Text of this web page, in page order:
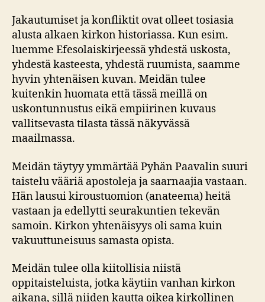
Jakautumiset ja konfliktit ovat olleet tosiasia
alusta alkaen kirkon historiassa. Kun esim.
luemme Efesolaiskirjeessä yhdestä uskosta,
yhdestä kasteesta, yhdestä ruumista, saamme
hyvin yhtenäisen kuvan. Meidän tulee
kuitenkin huomata että tässä meillä on
uskontunnustus eikä empiirinen kuvaus
vallitsevasta tilasta tässä näkyvässä
maailmassa.
Meidän täytyy ymmärtää Pyhän Paavalin suuri
taistelu vääriä apostoleja ja saarnaajia vastaan.
Hän lausui kiroustuomion (anateema) heitä
vastaan ja edellytti seurakuntien tekevän
samoin. Kirkon yhtenäisyys oli sama kuin
vakuuttuneisuus samasta opista.
Meidän tulee olla kiitollisia niistä
oppitaisteluista, jotka käytiin vanhan kirkon
aikana, sillä niiden kautta oikea kirkollinen